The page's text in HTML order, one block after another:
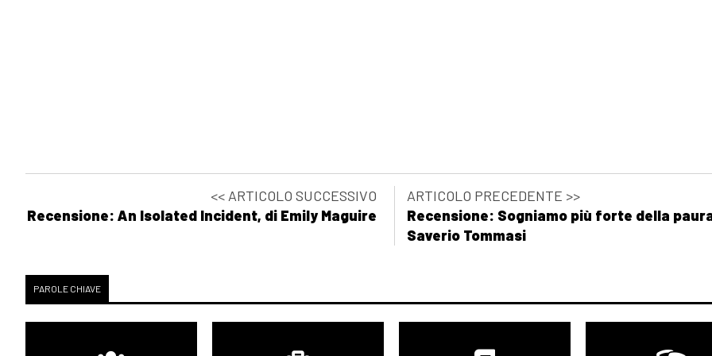
<< ARTICOLO SUCCESSIVO
Recensione: An Isolated Incident, di Emily Maguire
ARTICOLO PRECEDENTE >>
Recensione: Sogniamo più forte della
Saverio Tommasi
PAROLE CHIAVE